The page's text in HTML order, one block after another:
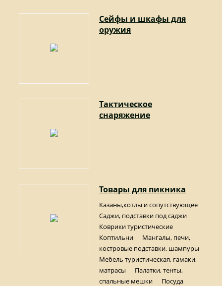
Сейфы и шкафы для
оружия
Тактическое
снаряжение
Товары для пикника
Казаны,котлы и сопутствующее
Саджи, подставки под саджи
Коврики туристические
Коптильни
Мангалы, печи,
костровые подставки, шампуры
Мебель туристическая, гамаки,
матрасы
Палатки, тенты,
спальные мешки
Посуда